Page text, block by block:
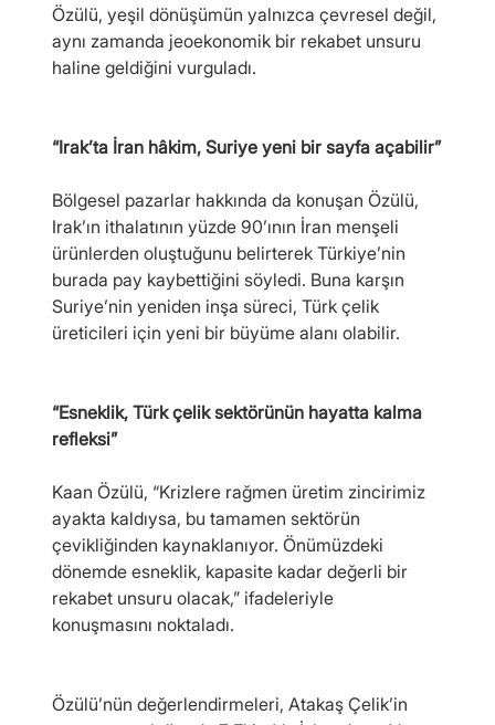
Özülü, yeşil dönüşümün yalnızca çevresel değil,
aynı zamanda jeoekonomik bir rekabet unsuru
haline geldiğini vurguladı.
“Irak’ta İran hâkim, Suriye yeni bir sayfa açabilir”
Bölgesel pazarlar hakkında da konuşan Özülü,
Irak’ın ithalatının yüzde 90’ının İran menşeli
ürünlerden oluştuğunu belirterek Türkiye’nin
burada pay kaybettiğini söyledi. Buna karşın
Suriye’nin yeniden inşa süreci, Türk çelik
üreticileri için yeni bir büyüme alanı olabilir.
“Esneklik, Türk çelik sektörünün hayatta kalma
refleksi”
Kaan Özülü, “Krizlere rağmen üretim zincirimiz
ayakta kaldıysa, bu tamamen sektörün
çevikliğinden kaynaklanıyor. Önümüzdeki
dönemde esneklik, kapasite kadar değerli bir
rekabet unsuru olacak,” ifadeleriyle
konuşmasını noktaladı.
Özülü’nün değerlendirmeleri, Atakaş Çelik’in